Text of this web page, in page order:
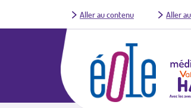
Aller au contenu Aller